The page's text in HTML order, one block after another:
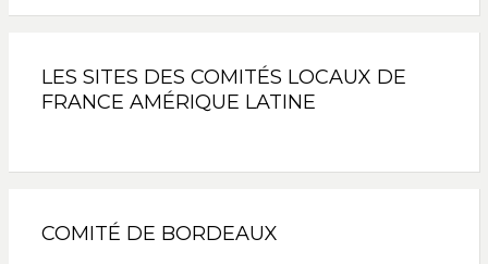
LES SITES DES COMITÉS LOCAUX DE
FRANCE AMÉRIQUE LATINE
COMITÉ DE BORDEAUX